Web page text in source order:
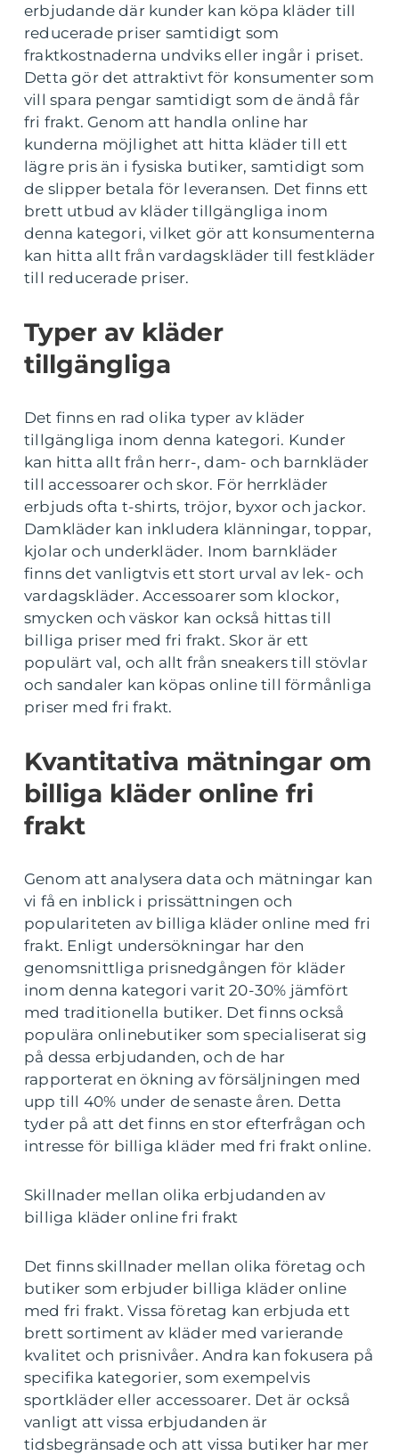
erbjudande där kunder kan köpa kläder till
reducerade priser samtidigt som
fraktkostnaderna undviks eller ingår i priset.
Detta gör det attraktivt för konsumenter som
vill spara pengar samtidigt som de ändå får
fri frakt. Genom att handla online har
kunderna möjlighet att hitta kläder till ett
lägre pris än i fysiska butiker, samtidigt som
de slipper betala för leveransen. Det finns ett
brett utbud av kläder tillgängliga inom
denna kategori, vilket gör att konsumenterna
kan hitta allt från vardagskläder till festkläder
till reducerade priser.
Typer av kläder
tillgängliga
Det finns en rad olika typer av kläder
tillgängliga inom denna kategori. Kunder
kan hitta allt från herr-, dam- och barnkläder
till accessoarer och skor. För herrkläder
erbjuds ofta t-shirts, tröjor, byxor och jackor.
Damkläder kan inkludera klänningar, toppar,
kjolar och underkläder. Inom barnkläder
finns det vanligtvis ett stort urval av lek- och
vardagskläder. Accessoarer som klockor,
smycken och väskor kan också hittas till
billiga priser med fri frakt. Skor är ett
populärt val, och allt från sneakers till stövlar
och sandaler kan köpas online till förmånliga
priser med fri frakt.
Kvantitativa mätningar om
billiga kläder online fri
frakt
Genom att analysera data och mätningar kan
vi få en inblick i prissättningen och
populariteten av billiga kläder online med fri
frakt. Enligt undersökningar har den
genomsnittliga prisnedgången för kläder
inom denna kategori varit 20-30% jämfört
med traditionella butiker. Det finns också
populära onlinebutiker som specialiserat sig
på dessa erbjudanden, och de har
rapporterat en ökning av försäljningen med
upp till 40% under de senaste åren. Detta
tyder på att det finns en stor efterfrågan och
intresse för billiga kläder med fri frakt online.
Skillnader mellan olika erbjudanden av
billiga kläder online fri frakt
Det finns skillnader mellan olika företag och
butiker som erbjuder billiga kläder online
med fri frakt. Vissa företag kan erbjuda ett
brett sortiment av kläder med varierande
kvalitet och prisnivåer. Andra kan fokusera på
specifika kategorier, som exempelvis
sportkläder eller accessoarer. Det är också
vanligt att vissa erbjudanden är
tidsbegränsade och att vissa butiker har mer